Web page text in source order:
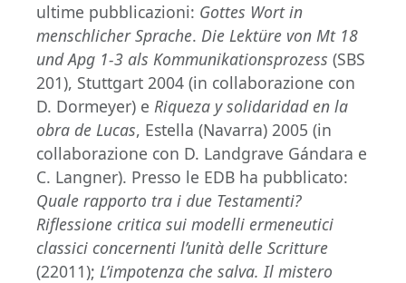
ultime pubblicazioni: Gottes Wort in
menschlicher Sprache. Die Lektüre von Mt 18
und Apg 1-3 als Kommunikationsprozess (SBS
201), Stuttgart 2004 (in collaborazione con
D. Dormeyer) e Riqueza y solidaridad en la
obra de Lucas, Estella (Navarra) 2005 (in
collaborazione con D. Landgrave Gándara e
C. Langner). Presso le EDB ha pubblicato:
Quale rapporto tra i due Testamenti?
Riflessione critica sui modelli ermeneutici
classici concernenti l’unità delle Scritture
(22011); L’impotenza che salva. Il mistero